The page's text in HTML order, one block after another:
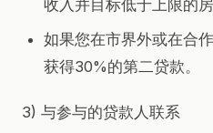
收入并目标低于上限的房
如果您在市界外或在合
获得30%的第二贷款。
3) 与参与的贷款人联系